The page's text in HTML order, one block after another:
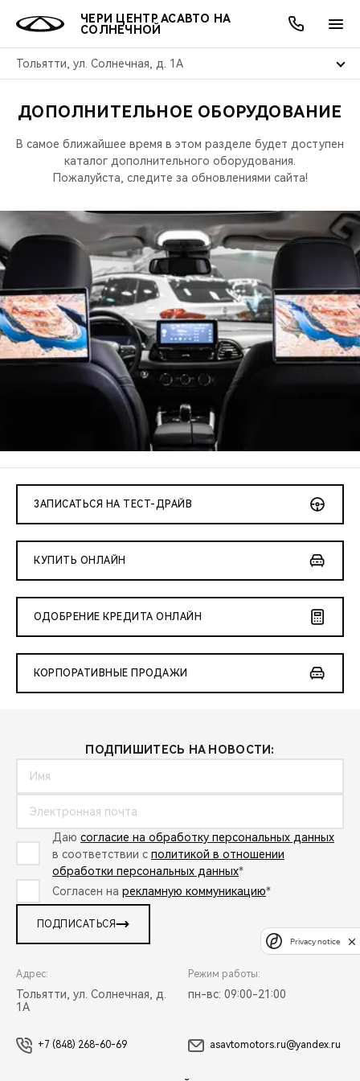
ЧЕРИ ЦЕНТР АСАВТО НА
СОЛНЕЧНОЙ
Тольятти, ул. Солнечная, д. 1А
МОДЕЛИ
ВСЕ МОДЕЛИ
КРОССОВЕРЫ
НОВИНКИ
ПОКУПАТЕЛЯМ
ВЫБОР И ПОКУПКА
ВЛАДЕЛЬЦАМ
ПОДДЕРЖКА
CHERY CONNECT
МИР CHERY
АКСЕССУАРЫ
CHERY В СОЦСЕТЯХ
БЛАГОТВОРИТЕЛЬНОСТЬ
CHERY REMOTE
ВИДЕООБЗОРЫ
CHERY ДЛЯ ДЕТЕЙ
АКЦИИ
ВЫГОДЫ И АКЦИИ
ОНЛАЙН СЕРВИСЫ
ВЫБОР И ПОКУПКА
О КОМПАНИИ
ДОПОЛНИТЕЛЬНОЕ ОБОРУДОВАНИЕ
В самое ближайшее время в этом разделе будет доступен
каталог дополнительного оборудования.
Пожалуйста, следите за обновлениями сайта!
ЗАПИСАТЬСЯ НА ТЕСТ-ДРАЙВ
КУПИТЬ ОНЛАЙН
ОДОБРЕНИЕ КРЕДИТА ОНЛАЙН
КОРПОРАТИВНЫЕ ПРОДАЖИ
ПОДПИШИТЕСЬ НА НОВОСТИ:
Даю согласие на обработку персональных данных
в соответствии с политикой в отношении
обработки персональных данных*
Согласен на рекламную коммуникацию*
ПОДПИСАТЬСЯ
Адрес:
Тольятти, ул. Солнечная, д.
1А
Режим работы:
пн-вс: 09:00-21:00
+7 (848) 268-60-69 asavtomotors.ru@yandex.ru
Privacy notice